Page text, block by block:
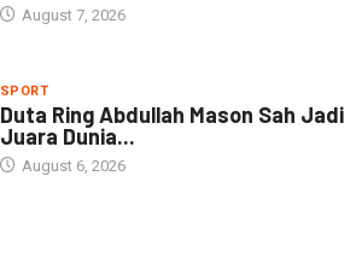
August 7, 2026
SPORT
Duta Ring Abdullah Mason Sah Jadi
Juara Dunia...
August 6, 2026